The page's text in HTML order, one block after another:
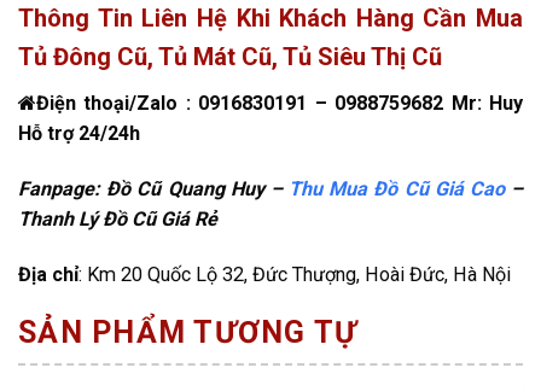
Thông Tin Liên Hệ Khi Khách Hàng Cần Mua
Tủ Đông Cũ, Tủ Mát Cũ, Tủ Siêu Thị Cũ
Điện thoại/Zalo : 0916830191 – 0988759682 Mr: Huy
Hỗ trợ 24/24h
Fanpage: Đồ Cũ Quang Huy – Thu Mua Đồ Cũ Giá Cao–
Thanh Lý Đồ Cũ Giá Rẻ
Địa chỉ: Km 20 Quốc Lộ 32, Đức Thượng, Hoài Đức, Hà Nội
SẢN PHẨM TƯƠNG TỰ